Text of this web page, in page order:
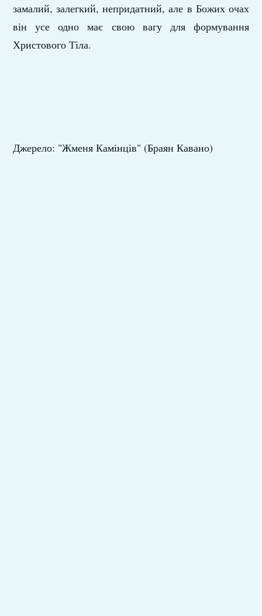
замалий, залегкий, непридатний, але в Божих очах
він усе одно має свою вагу для формування
Христового Тіла.
Джерело: "Жменя Камінців" (Браян Кавано)